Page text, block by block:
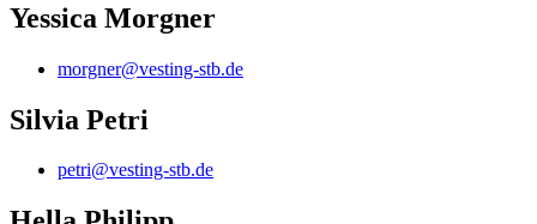
Yessica Morgner
morgner@vesting-stb.de
Silvia Petri
petri@vesting-stb.de